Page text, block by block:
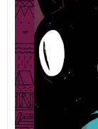
pogumni
izgubljenega
Trolberg
Boštjan